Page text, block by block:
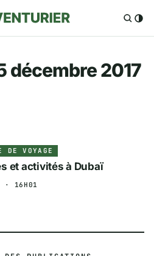
—
décembre 2017
DE VOYAGE
et activités à Dubaï
· 16H01